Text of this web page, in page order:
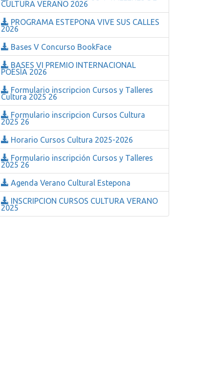
CULTURA VERANO 2026
PROGRAMA ESTEPONA VIVE SUS CALLES
2026
Bases V Concurso BookFace
BASES VI PREMIO INTERNACIONAL
POESÍA 2026
Formulario inscripcion Cursos y Talleres
Cultura 2025 26
Formulario inscripcion Cursos Cultura
2025 26
Horario Cursos Cultura 2025-2026
Formulario inscripción Cursos y Talleres
2025 26
Agenda Verano Cultural Estepona
INSCRIPCION CURSOS CULTURA VERANO
2025